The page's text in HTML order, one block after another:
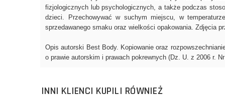
INNI KLIENCI KUPILI RÓWNIEŻ